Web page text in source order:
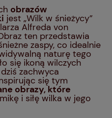
obrazów
jest „Wilk w śnieżycy”
Alfreda von
ten przedstawia
zaspy, co idealnie
naturę tego
się ikoną wilczych
zachwyca
się tym
obrazy, które
i siłę wilka w jego